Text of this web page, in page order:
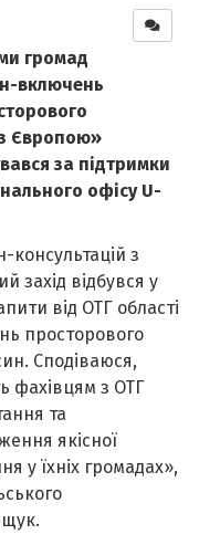
громад
включень
Європою»
за підтримки
офісу U-
з
захід відбувся у
від ОТГ області
просторового
Сподіваюся,
фахівцям з ОТГ
та
якісної
у їхніх громадах»,